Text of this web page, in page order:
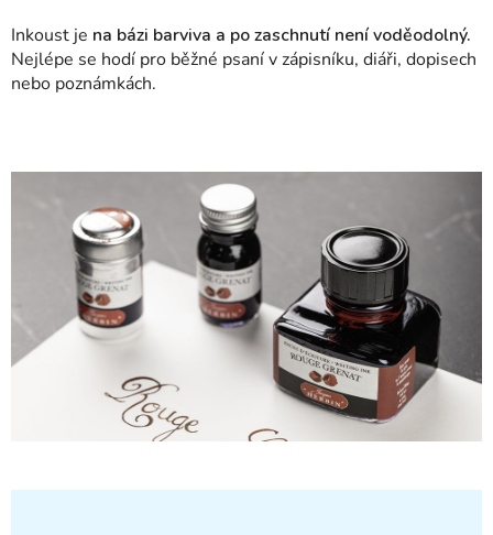
Inkoust je na bázi barviva a po zaschnutí není voděodolný.
Nejlépe se hodí pro běžné psaní v zápisníku, diáři, dopisech
nebo poznámkách.